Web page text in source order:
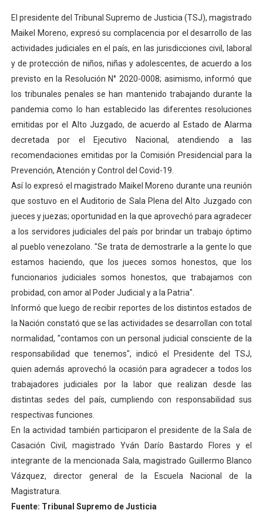
Fortaleciendo la economía comunal en El Vigía con
Campo Elías consolida plan de bacheo en el sector La
Fundecem inició con éxito el taller vacacional de
El Lactario del Iahula celebra la Semana Mundial de la
Plan Vacacional "Venezuela Ríe 2026" brinda
Iniciación al yoga reúne a diversos clubes deportivos
Mincomunas impulsa el autogobierno en Mérida con
Expertos inspeccionan espacios del OAN para la
El presidente del Tribunal Supremo de Justicia (TSJ), magistrado
Maikel Moreno, expresó su complacencia por el desarrollo de las
actividades judiciales en el país, en las jurisdicciones civil, laboral
y de protección de niños, niñas y adolescentes, de acuerdo a los
previsto en la Resolución N° 2020-0008; asimismo, informó que
los tribunales penales se han mantenido trabajando durante la
pandemia como lo han establecido las diferentes resoluciones
emitidas por el Alto Juzgado, de acuerdo al Estado de Alarma
decretada por el Ejecutivo Nacional, atendiendo a las
recomendaciones emitidas por la Comisión Presidencial para la
Prevención, Atención y Control del Covid-19.
Así lo expresó el magistrado Maikel Moreno durante una reunión
que sostuvo en el Auditorio de Sala Plena del Alto Juzgado con
jueces y juezas; oportunidad en la que aprovechó para agradecer
a los servidores judiciales del país por brindar un trabajo óptimo
al pueblo venezolano. "Se trata de demostrarle a la gente lo que
estamos haciendo, que los jueces somos honestos, que los
funcionarios judiciales somos honestos, que trabajamos con
probidad, con amor al Poder Judicial y a la Patria".
Informó que luego de recibir reportes de los distintos estados de
la Nación constató que se las actividades se desarrollan con total
normalidad, "contamos con un personal judicial consciente de la
responsabilidad que tenemos", indicó el Presidente del TSJ,
quien además aprovechó la ocasión para agradecer a todos los
trabajadores judiciales por la labor que realizan desde las
distintas sedes del país, cumpliendo con responsabilidad sus
respectivas funciones.
En la actividad también participaron el presidente de la Sala de
Casación Civil, magistrado Yván Darío Bastardo Flores y el
integrante de la mencionada Sala, magistrado Guillermo Blanco
Vázquez, director general de la Escuela Nacional de la
Magistratura.
Fuente: Tribunal Supremo de Justicia